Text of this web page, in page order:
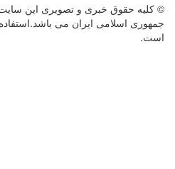
© کليه حقوق خبری و تصويری اين
جمهوری اسلامی ایران می باشد.استفاده
است.